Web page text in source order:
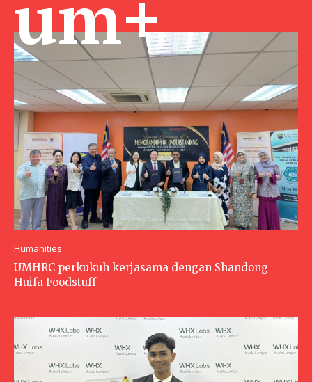
Humanities
UMHRC perkukuh kerjasama dengan Shandong
Huifa Foodstuff